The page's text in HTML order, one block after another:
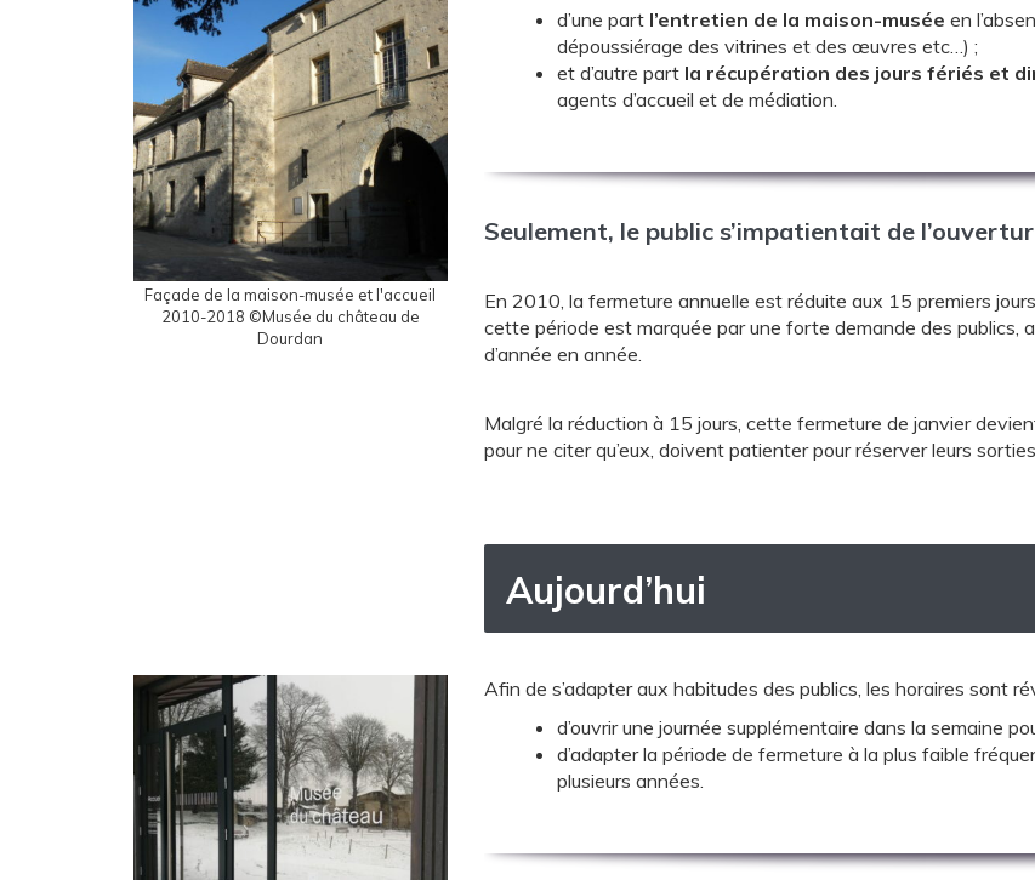
Façade de la maison-musée et l'accueil
2010-2018 ©Musée du château de
Dourdan
d’une part l’entretien de la maison-musée en
dépoussiérage des vitrines et des œuvres etc…) ;
et d’autre part la récupération des jours fériés et
agents d’accueil et de médiation.
Seulement, le public s’impatientait de
En 2010, la fermeture annuelle est réduite aux 15 premiers
cette période est marquée par une forte demande des
d’année en année.
Malgré la réduction à 15 jours, cette fermeture de janvier
pour ne citer qu’eux, doivent patienter pour réserver leurs
Aujourd’hui
Afin de s’adapter aux habitudes des publics, les horaires sont
d’ouvrir une journée supplémentaire dans la semaine
d’adapter la période de fermeture à la plus faible
plusieurs années.